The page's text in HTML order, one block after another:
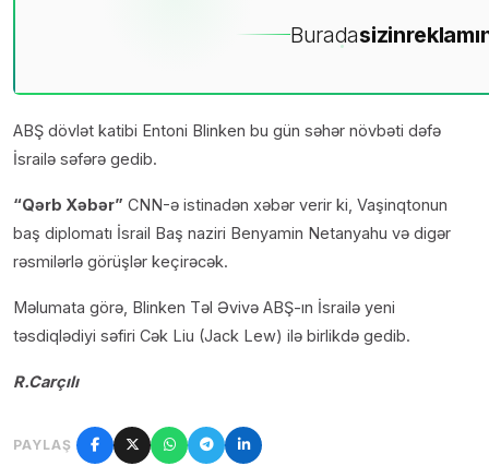
Buradasizin
ABŞ dövlət katibi Entoni Blinken bu gün səhər növbəti dəfə
İsrailə səfərə gedib.
“Qərb Xəbər” CNN-ə istinadən xəbər verir ki, Vaşinqtonun
baş diplomatı İsrail Baş naziri Benyamin Netanyahu və digər
rəsmilərlə görüşlər keçirəcək.
Məlumata görə, Blinken Təl Əvivə ABŞ-ın İsrailə yeni
təsdiqlədiyi səfiri Cək Liu (Jack Lew) ilə birlikdə gedib.
R.Carçılı
PAYLAŞ